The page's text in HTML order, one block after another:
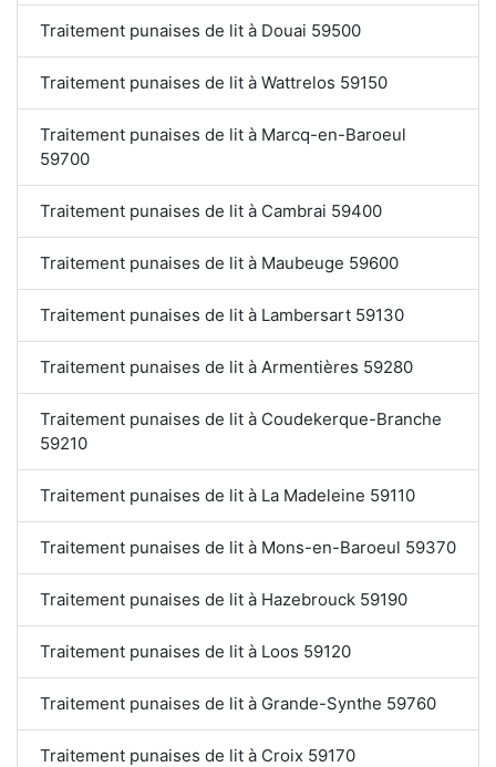
Traitement punaises de lit à Douai 59500
Traitement punaises de lit à Wattrelos 59150
Traitement punaises de lit à Marcq-en-Baroeul
59700
Traitement punaises de lit à Cambrai 59400
Traitement punaises de lit à Maubeuge 59600
Traitement punaises de lit à Lambersart 59130
Traitement punaises de lit à Armentières 59280
Traitement punaises de lit à Coudekerque-Branche
59210
Traitement punaises de lit à La Madeleine 59110
Traitement punaises de lit à Mons-en-Baroeul 59370
Traitement punaises de lit à Hazebrouck 59190
Traitement punaises de lit à Loos 59120
Traitement punaises de lit à Grande-Synthe 59760
Traitement punaises de lit à Croix 59170